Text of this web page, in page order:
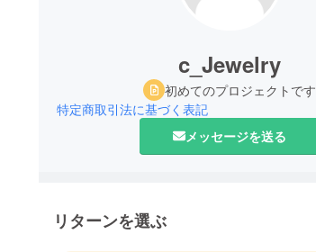
c_Jewelry
初めてのプロジェクトです
特定商取引法に基づく表記
メッセージを送る
リターンを選ぶ